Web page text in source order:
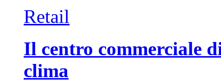
Retail
Il centro commerciale
clima